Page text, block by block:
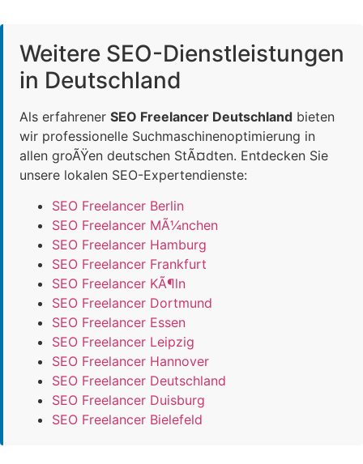
Weitere SEO-Dienstleistungen
in Deutschland
Als erfahrener SEO Freelancer Deutschland bieten
wir professionelle Suchmaschinenoptimierung in
allen groÃŸen deutschen StÃ¤dten. Entdecken Sie
unsere lokalen SEO-Expertendienste:
SEO Freelancer Berlin
SEO Freelancer MÃ¼nchen
SEO Freelancer Hamburg
SEO Freelancer Frankfurt
SEO Freelancer KÃ¶ln
SEO Freelancer Dortmund
SEO Freelancer Essen
SEO Freelancer Leipzig
SEO Freelancer Hannover
SEO Freelancer Deutschland
SEO Freelancer Duisburg
SEO Freelancer Bielefeld